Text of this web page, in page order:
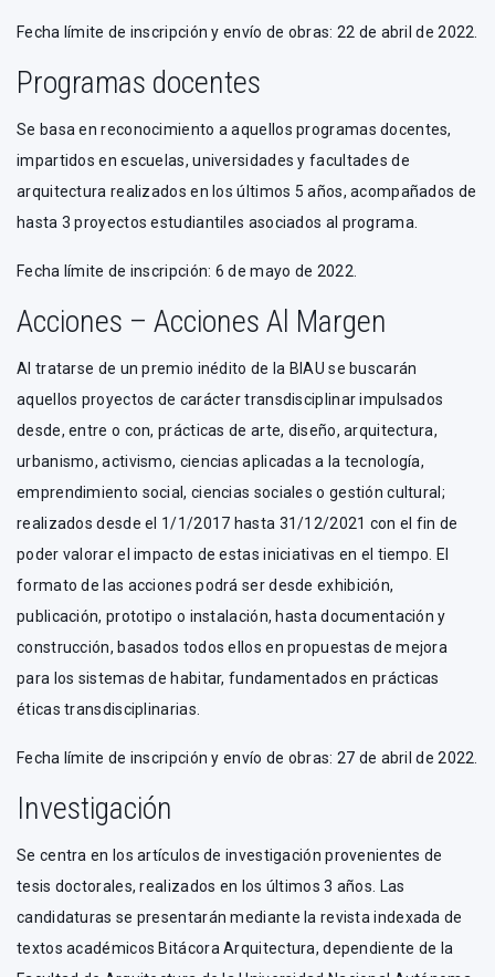
Fecha límite de inscripción y envío de obras: 22 de abril de 2022.
Programas docentes
Se basa en reconocimiento a aquellos programas docentes,
impartidos en escuelas, universidades y facultades de
arquitectura realizados en los últimos 5 años, acompañados de
hasta 3 proyectos estudiantiles asociados al programa.
Fecha límite de inscripción: 6 de mayo de 2022.
Acciones – Acciones Al Margen
Al tratarse de un premio inédito de la BIAU se buscarán
aquellos proyectos de carácter transdisciplinar impulsados
desde, entre o con, prácticas de arte, diseño, arquitectura,
urbanismo, activismo, ciencias aplicadas a la tecnología,
emprendimiento social, ciencias sociales o gestión cultural;
realizados desde el 1/1/2017 hasta 31/12/2021 con el fin de
poder valorar el impacto de estas iniciativas en el tiempo. El
formato de las acciones podrá ser desde exhibición,
publicación, prototipo o instalación, hasta documentación y
construcción, basados todos ellos en propuestas de mejora
para los sistemas de habitar, fundamentados en prácticas
éticas transdisciplinarias.
Fecha límite de inscripción y envío de obras: 27 de abril de 2022.
Investigación
Se centra en los artículos de investigación provenientes de
tesis doctorales, realizados en los últimos 3 años. Las
candidaturas se presentarán mediante la revista indexada de
textos académicos Bitácora Arquitectura, dependiente de la